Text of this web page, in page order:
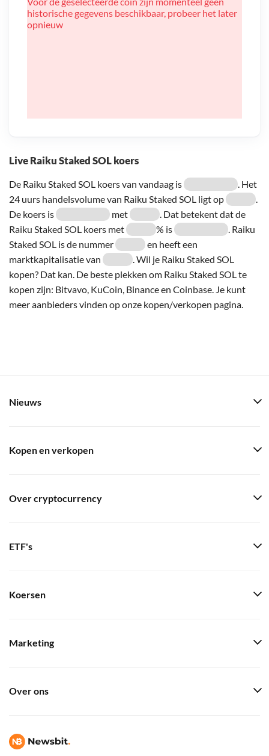
Live Raiku Staked SOL koers
De Raiku Staked SOL koers van vandaag is
. Het
24 uurs handelsvolume van Raiku Staked SOL ligt op
.
De koers is
met
. Dat betekent dat de
Raiku Staked SOL koers met
% is
. Raiku
Staked SOL is de nummer
en heeft een
marktkapitalisatie van
. Wil je Raiku Staked SOL
kopen? Dat kan. De beste plekken om Raiku Staked SOL te
kopen zijn: Bitvavo, KuCoin, Binance en Coinbase. Je kunt
meer aanbieders vinden op onze kopen/verkopen pagina.
historische gegevens beschikbaar, probeer het later
opnieuw
Nieuws
Kopen en verkopen
Over cryptocurrency
ETF's
Koersen
Marketing
Over ons